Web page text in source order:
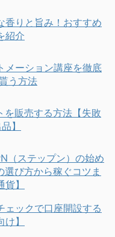
香りと旨み！おすすめ
紹介
メーション講座を徹底
う方法
を販売する方法【失敗
】
（ステップン）の始め
び方から稼ぐコツま
】
ェックで口座開設する
】